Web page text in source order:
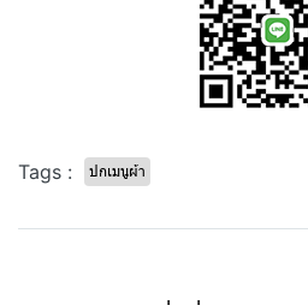
Tags : ปกเมนูผ้า